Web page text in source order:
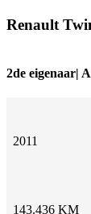
Renault
2de eigenaar|
2011
143.436 KM